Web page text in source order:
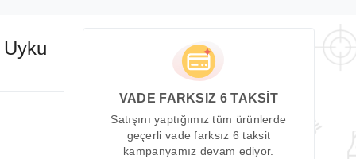
VADE FARKSIZ 6 TAKSİT
Satışını yaptığımız tüm ürünlerde
geçerli vade farksız 6 taksit
kampanyamız devam ediyor.